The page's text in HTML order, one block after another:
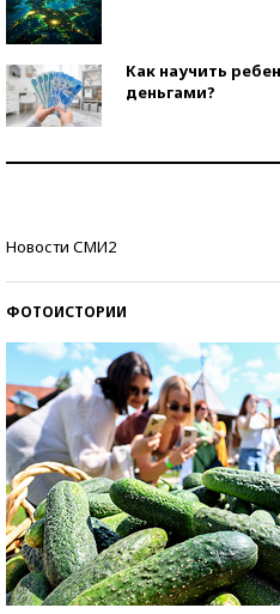
Как научить
деньгами?
Новости СМИ2
ФОТОИСТОРИИ